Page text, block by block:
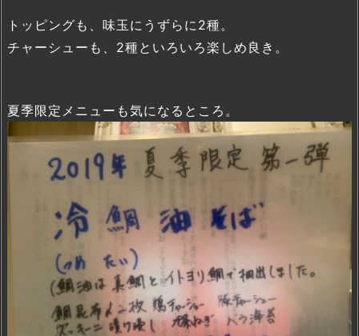
トッピングも、味玉にうずらに2種。
チャーシューも、2種といろいろ楽しめ良き。
夏季限定メニューも気になるところ。